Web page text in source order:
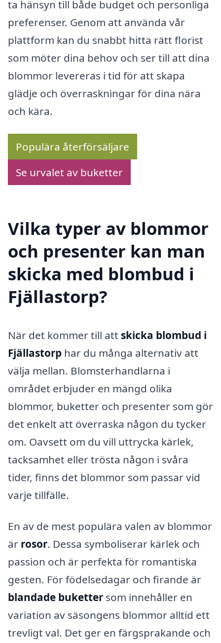
ta hänsyn till både budget och personliga
preferenser. Genom att använda vår
plattform kan du snabbt hitta rätt florist
som möter dina behov och ser till att dina
blommor levereras i tid för att skapa
glädje och överraskningar för dina nära
och kära.
Populära återförsäljare
Se urvalet av buketter
Vilka typer av blommor
och presenter kan man
skicka med blombud i
Fjällastorp?
När det kommer till att skicka blombud i
Fjällastorp har du många alternativ att
välja mellan. Blomsterhandlarna i
området erbjuder en mängd olika
blommor, buketter och presenter som gör
det enkelt att överraska någon du tycker
om. Oavsett om du vill uttrycka kärlek,
tacksamhet eller trösta någon i svåra
tider, finns det blommor som passar vid
varje tillfälle.
En av de mest populära valen av blommor
är rosor. Dessa symboliserar kärlek och
passion och är perfekta för romantiska
gesten. För födelsedagar och firande är
blandade buketter som innehåller en
variation av säsongens blommor alltid ett
trevligt val. Det ger en färgsprakande och